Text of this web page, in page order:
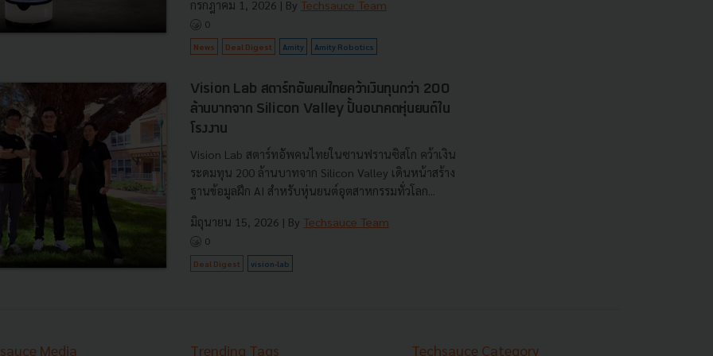
กรกฎาคม 1, 2026 | By Techsauce Team
0
News Deal Digest Amity Amity Robotics
Vision Lab สตาร์ทอัพคนไทยคว้าเงินทุนกว่า 200
ล้านบาทจาก Silicon Valley ปั้นอนาคตหุ่นยนต์ใน
โรงงาน
Vision Lab สตาร์ทอัพคนไทยในซานฟรานซิสโก คว้าเงิน
ระดมทุน 200 ล้านบาทจาก Silicon Valley เดินหน้าสร้าง
ฐานข้อมูลฝึก AI สำหรับหุ่นยนต์อุตสาหกรรมทั่วโลก...
มิถุนายน 15, 2026 | By Techsauce Team
0
Deal Digest vision-lab
Media Trending Tags Techsauce Category